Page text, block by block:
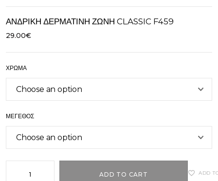
ΑΝΔΡΙΚΉ ΔΕΡΜΆΤΙΝΗ ΖΏΝΗ CLASSIC F459
29.00€
ΧΡΏΜΑ
ΜΈΓΕΘΟΣ
ADD TO CART ADD